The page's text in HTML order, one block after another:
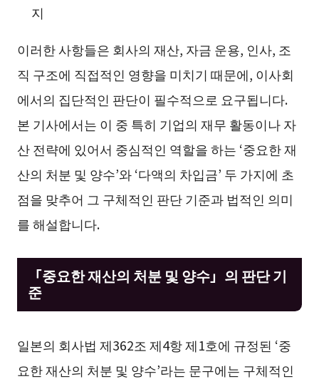
지
이러한 사항들은 회사의 재산, 자금 운용, 인사, 조
직 구조에 직접적인 영향을 미치기 때문에, 이사회
에서의 집단적인 판단이 필수적으로 요구됩니다.
본 기사에서는 이 중 특히 기업의 재무 활동이나 자
산 전략에 있어서 중심적인 역할을 하는 ‘중요한 재
산의 처분 및 양수’와 ‘다액의 차입금’ 두 가지에 초
점을 맞추어 그 구체적인 판단 기준과 법적인 의미
를 해설합니다.
「중요한 재산의 처분 및 양수」의 판단 기
준
일본의 회사법 제362조 제4항 제1호에 규정된 ‘중
요한 재산의 처분 및 양수’라는 문구에는 구체적인